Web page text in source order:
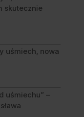
skutecznie
uśmiech, nowa
uśmiechu” –